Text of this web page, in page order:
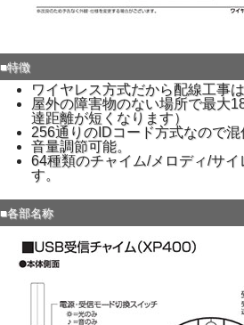
■特徴
ワイヤレス方式だから配線工事
屋外の障害物のない場所で最大
達距離が短くなります）
256通りのIDコード方式なので
音量調節可能。
64種類のチャイム/メロディ/サ
す。
■各部名称